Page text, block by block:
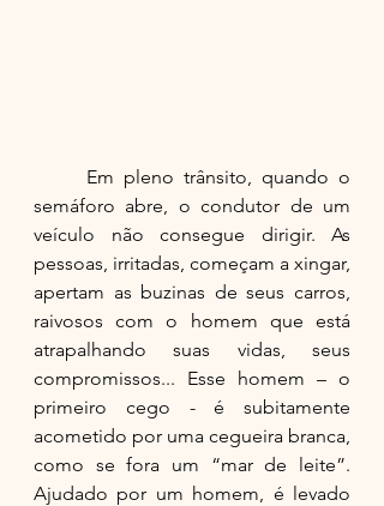
semáforo abre, o condutor de um
veículo não consegue dirigir. As
pessoas, irritadas, começam a xingar,
apertam as buzinas de seus carros,
raivosos com o homem que está
atrapalhando suas vidas, seus
compromissos... Esse homem – o
primeiro cego - é subitamente
acometido por uma cegueira branca,
como se fora um “mar de leite”.
Ajudado por um homem, é levado